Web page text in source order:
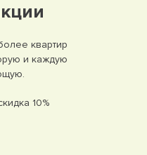
квартир
и каждую
10%